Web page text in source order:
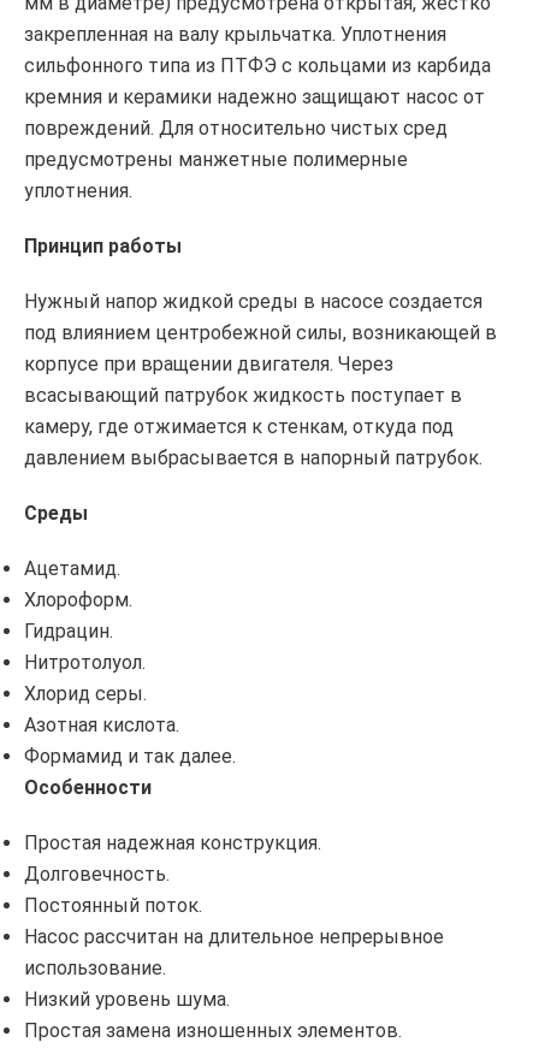
закрепленная на валу крыльчатка. Уплотнения
сильфонного типа из ПТФЭ с кольцами из карбида
кремния и керамики надежно защищают насос от
повреждений. Для относительно чистых сред
предусмотрены манжетные полимерные
уплотнения.
Принцип работы
Нужный напор жидкой среды в насосе создается
под влиянием центробежной силы, возникающей в
корпусе при вращении двигателя. Через
всасывающий патрубок жидкость поступает в
камеру, где отжимается к стенкам, откуда под
давлением выбрасывается в напорный патрубок.
Среды
Ацетамид.
Хлороформ.
Гидрацин.
Нитротолуол.
Хлорид серы.
Азотная кислота.
Формамид и так далее.
Особенности
Простая надежная конструкция.
Долговечность.
Постоянный поток.
Насос рассчитан на длительное непрерывное
использование.
Низкий уровень шума.
Простая замена изношенных элементов.